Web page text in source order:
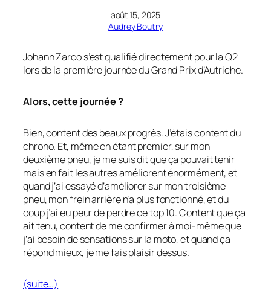
août 15, 2025
Audrey Boutry
Johann Zarco s’est qualifié directement pour la Q2
lors de la première journée du Grand Prix d’Autriche.
Alors, cette journée ?
Bien, content des beaux progrès. J’étais content du
chrono. Et, même en étant premier, sur mon
deuxième pneu, je me suis dit que ça pouvait tenir
mais en fait les autres améliorent énormément, et
quand j’ai essayé d’améliorer sur mon troisième
pneu, mon frein arrière n’a plus fonctionné, et du
coup j’ai eu peur de perdre ce top 10. Content que ça
ait tenu, content de me confirmer à moi-même que
j’ai besoin de sensations sur la moto, et quand ça
répond mieux, je me fais plaisir dessus.
(suite…)